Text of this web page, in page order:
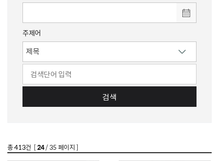
주제어
검색
총413건 [24/ 35 페이지 ]